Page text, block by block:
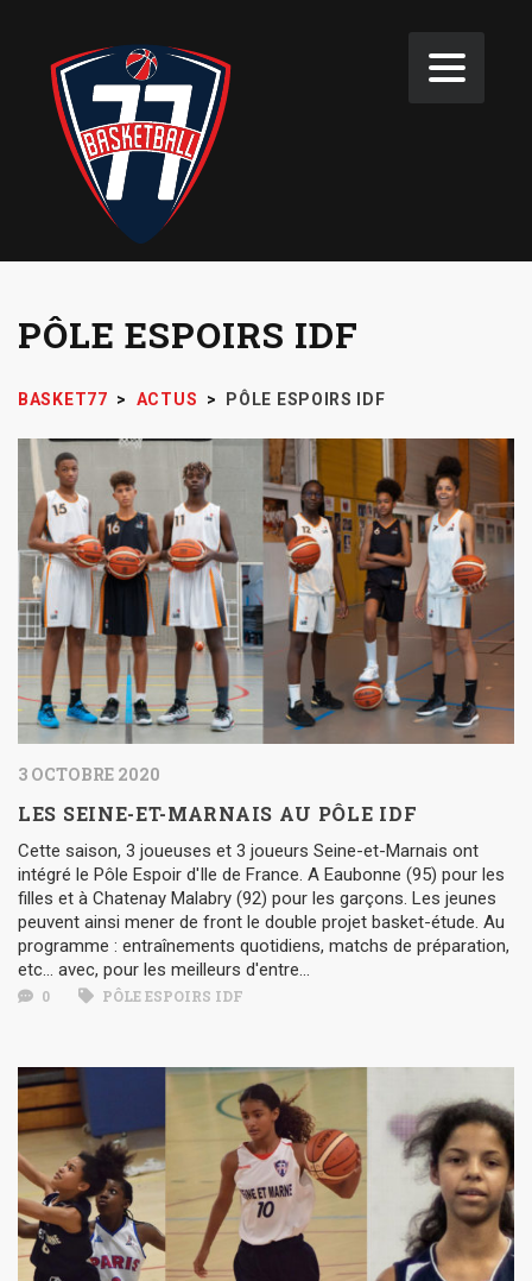
PÔLE ESPOIRS IDF
BASKET77 > ACTUS > PÔLE ESPOIRS IDF
3 OCTOBRE 2020
LES SEINE-ET-MARNAIS AU PÔLE IDF
Cette saison, 3 joueuses et 3 joueurs Seine-et-Marnais ont
intégré le Pôle Espoir d'Ile de France. A Eaubonne (95) pour les
filles et à Chatenay Malabry (92) pour les garçons. Les jeunes
peuvent ainsi mener de front le double projet basket-étude. Au
programme : entraînements quotidiens, matchs de préparation,
etc... avec, pour les meilleurs d'entre...
0 PÔLE ESPOIRS IDF